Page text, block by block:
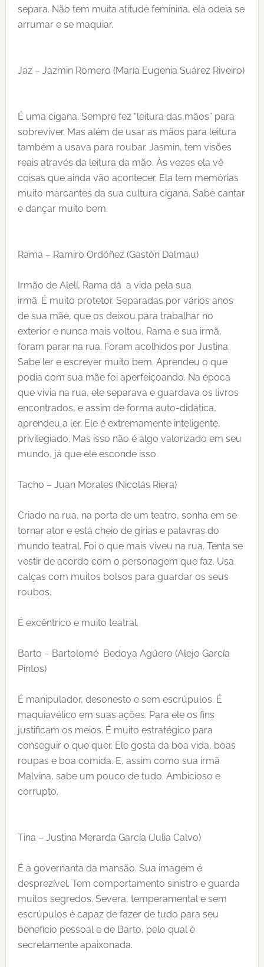
separa. Não tem muita atitude feminina, ela odeia se
arrumar e se maquiar.
Jaz – Jazmin Romero (María Eugenia Suárez Riveiro)
É uma cigana. Sempre fez “leitura das mãos” para
sobreviver. Mas além de usar as mãos para leitura
também a usava para roubar. Jasmin, tem visões
reais através da leitura da mão. Às vezes ela vê
coisas que ainda vão acontecer. Ela tem memórias
muito marcantes da sua cultura cigana. Sabe cantar
e dançar muito bem.
Rama – Ramiro Ordóñez (Gastón Dalmau)
Irmão de Alelí, Rama dá a vida pela sua
irmã. É muito protetor. Separadas por vários anos
de sua mãe, que os deixou para trabalhar no
exterior e nunca mais voltou, Rama e sua irmã,
foram parar na rua. Foram acolhidos por Justina.
Sabe ler e escrever muito bem. Aprendeu o que
podia com sua mãe foi aperfeiçoando. Na época
que vivia na rua, ele separava e guardava os livros
encontrados, e assim de forma auto-didática,
aprendeu a ler. Ele é extremamente inteligente,
privilegiado. Mas isso não é algo valorizado em seu
mundo, já que ele esconde isso.
Tacho – Juan Morales (Nicolás Riera)
Criado na rua, na porta de um teatro, sonha em se
tornar ator e está cheio de gírias e palavras do
mundo teatral. Foi o que mais viveu na rua. Tenta se
vestir de acordo com o personagem que faz. Usa
calças com muitos bolsos para guardar os seus
roubos.
É excêntrico e muito teatral.
Barto – Bartolomé Bedoya Agüero (Alejo García
Pintos)
É manipulador, desonesto e sem escrúpulos. É
maquiavélico em suas ações. Para ele os fins
justificam os meios. É muito estratégico para
conseguir o que quer. Ele gosta da boa vida, boas
roupas e boa comida. E, assim como sua irmã
Malvina, sabe um pouco de tudo. Ambicioso e
corrupto.
Tina – Justina Merarda García (Julia Calvo)
É a governanta da mansão. Sua imagem é
desprezível. Tem comportamento sinistro e guarda
muitos segredos. Severa, temperamental e sem
escrúpulos é capaz de fazer de tudo para seu
benefício pessoal e de Barto, pelo qual é
secretamente apaixonada.